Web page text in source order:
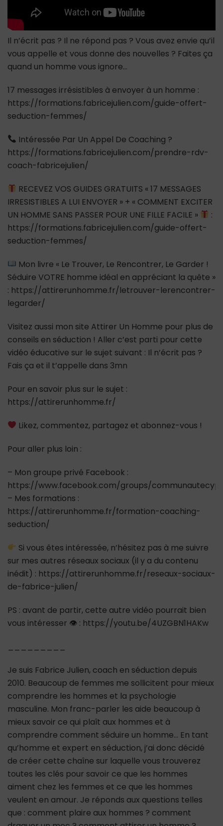
Il n’écrit pas ? Il ne répond pas ? Vous avez envie qu’il
vous appelle et vous donne des nouvelles ? Faites ça
quand un homme vous ignore…
17 messages irrésistibles à envoyer à un homme :
https://formations.fabricejulien.com/guide-offert-
seduction-femmes/
Intéressée Par Un Appel De Coaching ?
https://formations.fabricejulien.com/prendre-rdv-
coach-fabricejulien/
RECEVEZ VOS GUIDES GRATUITS « 17 MESSAGES
IRRESISTIBLES A LUI ENVOYER » + « COMMENT EXCITER
UN HOMME SANS PASSER POUR UNE FILLE FACILE »
:
https://formations.fabricejulien.com/guide-offert-
seduction-femmes/
Mon livre « Le Trouver, Le Rencontrer, Le Garder !
Séduire VOTRE homme idéal en appréciant la quête »
: https://attirerunhomme.fr/letrouver-lerencontrer-
legarder/
Visitez aussi mon site Attirer Un Homme pour plus de
conseils en séduction ! Aller c’est parti pour cette
vidéo éducative sur le sujet suivant : Il n’écrit pas ?
Fais ça et il t’appelle dans 3mn
Pour en savoir plus sur le sujet :
https://attirerunhomme.fr/
Likez, commentez, partagez et abonnez-vous !
Pour aller plus loin :
– Mon groupe privé Facebook :
https://www.facebook.com/groups/
– Mes formations :
https://attirerunhomme.fr/formation-coaching-
seduction/
Si vous êtes intéressée, n’hésitez pas à me suivre
sur mes autres réseaux sociaux (il y a du contenu
inédit) : https://attirerunhomme.fr/reseaux-sociaux-
de-fabrice-julien/
PS : avant de partir, cette autre vidéo pourrait bien
vous intéresser 👁 : https://youtu.be/4UZGBN1HAKw
Je suis Fabrice Julien, coach en séduction depuis
2010. Beaucoup de femmes me sollicitent pour mieux
comprendre les hommes et la psychologie
masculine. Mon franc-parler les aide beaucoup à
mieux savoir ce qui plaît aux hommes et à
comprendre comment séduire un homme… En tant
qu’homme et expert en séduction, j’ai donc décidé
de créer cette chaîne sur laquelle vous trouverez
toutes les clés pour savoir ce que les hommes
aiment chez les femmes et ce que les hommes
veulent en amour. Je réponds aux questions telles
que : comment plaire aux hommes ? comment